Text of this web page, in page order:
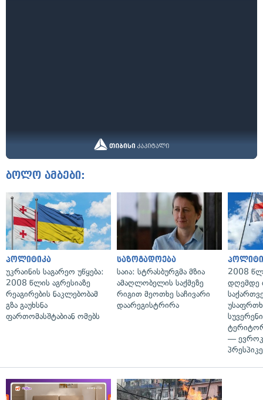
ბოლო ამბები:
პოლიტიკა
უკრაინის საგარეო უწყება:
2008 წლის აგრესიაზე
რეაგირების ნაკლებობამ
გზა გაუხსნა
ფართომასშტაბიან ომებს
საზოგადოება
საია: სტრასბურგმა მზია
ამაღლობელის საქმეზე
რიგით მეოთხე საჩივარი
დაარეგისტრირა
2008
დღემდე
—